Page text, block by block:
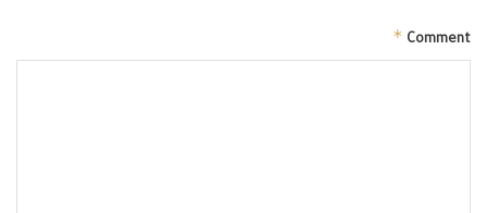
Comment
*